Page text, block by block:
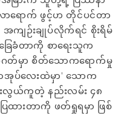
ရောက် ဖွင့်ဟ တိုင်ပင်တာ
ကျဉ်းချုပ်လိုက်ရင် စိုးရိမ်
ေခံတာကို စာရေးသူက
တ်မှာ စိတ်သောကရောက်မှု
ာအုပ်လေးထဲမှာ' သောက
းလွယ်ကူတဲ့ နည်းလမ်း ၄၈
ားတာကို ဖတ်ရှုရမှာ ဖြစ်